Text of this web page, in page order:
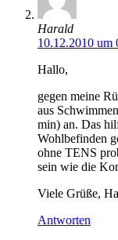
Harald
10.12.2010 um
Hallo,
gegen meine
aus
min) an. Das
Wohlbefinden
ohne TENS
sein wie die
Viele Grüße,
Antworten